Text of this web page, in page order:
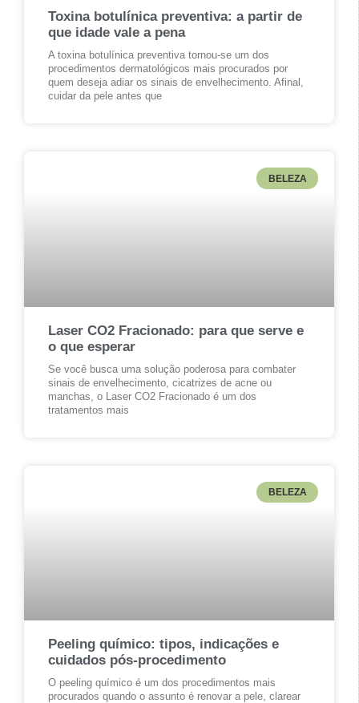
Toxina botulínica preventiva: a partir de
que idade vale a pena
A toxina botulínica preventiva tornou-se um dos
procedimentos dermatológicos mais procurados por
quem deseja adiar os sinais de envelhecimento. Afinal,
cuidar da pele antes que
BELEZA
Laser CO2 Fracionado: para que serve e
o que esperar
Se você busca uma solução poderosa para combater
sinais de envelhecimento, cicatrizes de acne ou
manchas, o Laser CO2 Fracionado é um dos
tratamentos mais
BELEZA
Peeling químico: tipos, indicações e
cuidados pós-procedimento
O peeling químico é um dos procedimentos mais
procurados quando o assunto é renovar a pele, clarear